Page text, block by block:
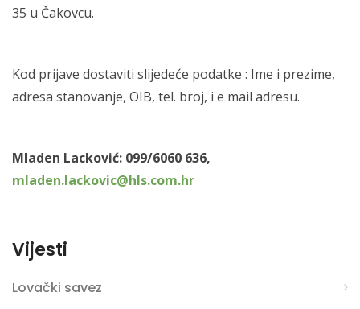
35 u Čakovcu.
Kod prijave dostaviti slijedeće podatke : Ime i prezime,
adresa stanovanje, OIB, tel. broj, i e mail adresu.
Mladen Lacković: 099/6060 636,
mladen.lackovic@hls.com.hr
Vijesti
Lovački savez